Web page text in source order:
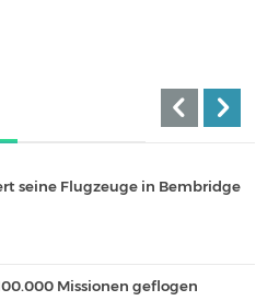
seine Flugzeuge in Bembridge
Missionen geflogen